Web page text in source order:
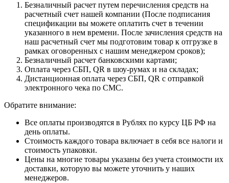
Безналичный расчет путем перечисления средств на
расчетный счет нашей компании (После подписания
спецификации вы можете оплатить счет в течении
указанного в нем времени. После зачисления средств на
наш расчетный счет мы подготовим товар к отгрузке в
рамках оговоренных с нашим менеджером сроков);
Безналичный расчет банковскими картами;
Оплата через СБП, QR в шоу-румах и на складах;
Дистанционная оплата через СБП, QR с отправкой
электронного чека по СМС.
Обратите внимание:
Все оплаты производятся в Рублях по курсу ЦБ РФ на
день оплаты.
Стоимость каждого товара включает в себя все налоги и
стоимость упаковки.
Цены на многие товары указаны без учета стоимости их
доставки, которую вы можете уточнить у наших
менеджеров.